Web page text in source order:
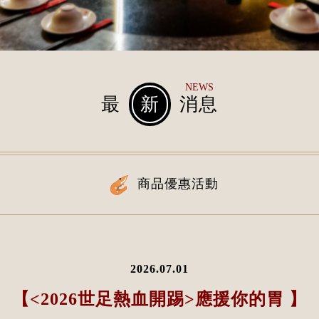
最 新 消息
NEWS
商品優惠活動
2026.07.01
【<2026世足熱血開踢>應援你的胃 】